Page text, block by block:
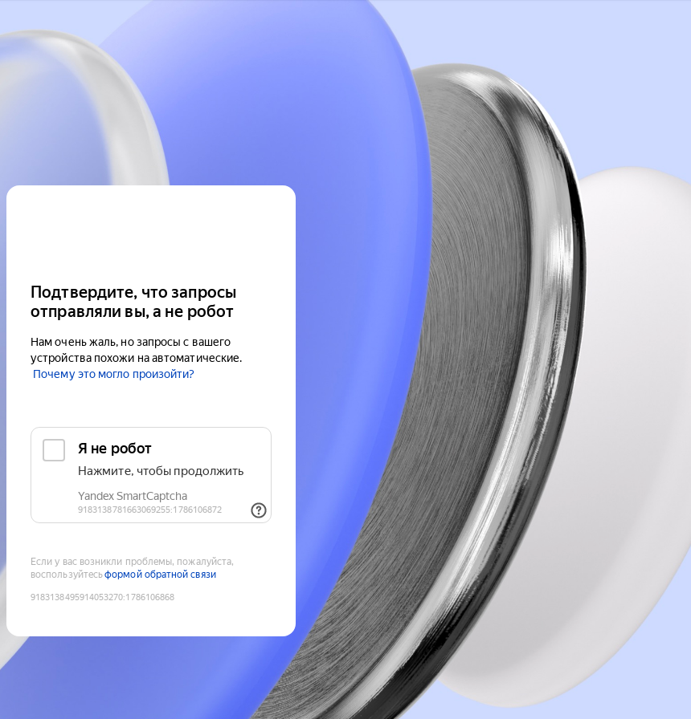
Подтвердите, что запросы
отправляли вы, а не робот
Нам очень жаль, но запросы с вашего
устройства похожи на автоматические.
Почему это могло произойти?
Если у вас возникли проблемы, пожалуйста,
воспользуйтесьформой обратной связи
9183138495914053270:1786106868